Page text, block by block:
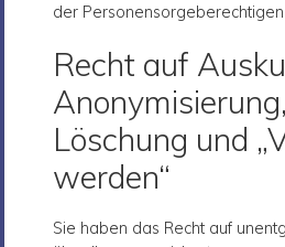
der
Recht auf
Löschung und
werden“
Sie haben das Recht auf